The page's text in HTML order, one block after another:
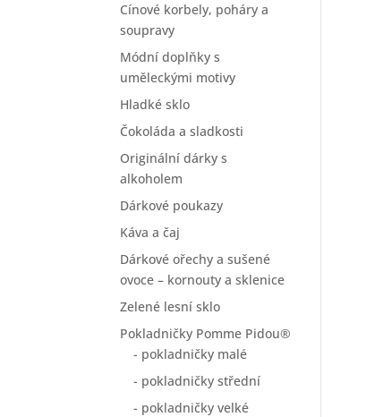
Cínové korbely, poháry a
soupravy
Módní doplňky s
uměleckými motivy
Hladké sklo
Čokoláda a sladkosti
Originální dárky s
alkoholem
Dárkové poukazy
Káva a čaj
Dárkové ořechy a sušené
ovoce – kornouty a sklenice
Zelené lesní sklo
Pokladničky Pomme Pidou®
- pokladničky malé
- pokladničky střední
- pokladničky velké